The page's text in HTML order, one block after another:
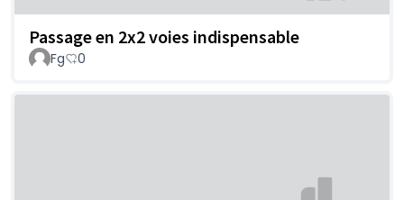
Passage en 2x2 voies indispensable
Fg 0